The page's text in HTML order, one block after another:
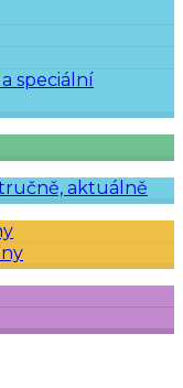
speciální
aktuálně